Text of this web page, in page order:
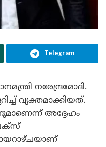
Telegram
നരേന്ദ്രമോദി.
വ്യക്തമാക്കിയത്.
അദ്ദേഹം